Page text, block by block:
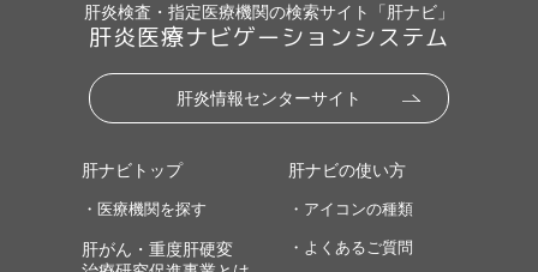
肝炎検査・指定医療機関の検索サイト「肝ナビ」
肝炎医療ナビゲーションシステム
肝炎情報センターサイト
肝ナビトップ
・医療機関を探す
肝がん・重度肝硬変
肝ナビの使い方
・アイコンの種類
・よくあるご質問